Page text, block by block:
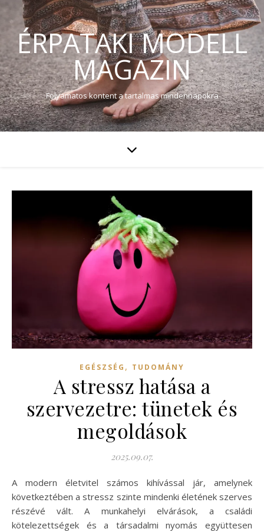
ÉRPATAKI MODELL
MAGAZIN
Folyamatos kontent a tartalmas mindennapokra
EGÉSZSÉG , TUDOMÁNY
A stressz hatása a
szervezetre: tünetek és
megoldások
2025.09.07.
A modern életvitel számos kihívással jár, amelynek
következtében a stressz szinte mindenki életének szerves
részévé vált. A munkahelyi elvárások, a családi
kötelezettségek és a társadalmi nyomás együttesen